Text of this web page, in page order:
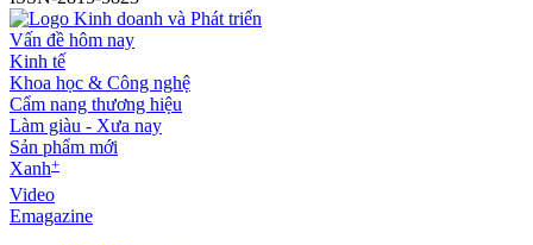
Vấn đề hôm nay
Kinh tế
Khoa học & Công nghệ
Cẩm nang thương hiệu
Làm giàu - Xưa nay
Sản phẩm mới
Xanh+
Video
Emagazine